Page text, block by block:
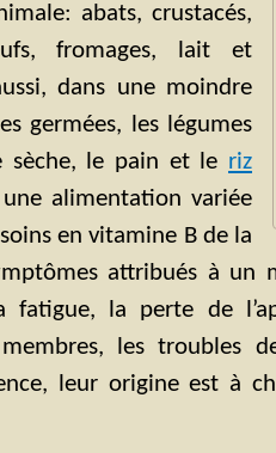
abats, crustacés,
fromages, lait et
dans une moindre
germées, les légumes
sèche, le pain et le riz
alimentation variée
en vitamine B de la
attribués à un
fatigue, la perte de
membres, les troubles
leur origine est à